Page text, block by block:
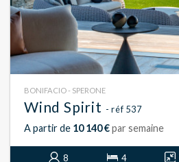
BONIFACIO - SPERONE
Wind Spirit - réf 537
A partir de 10 140 €par semaine
8 4